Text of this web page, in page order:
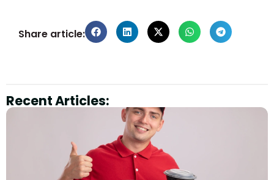
Share article:
Recent Articles: